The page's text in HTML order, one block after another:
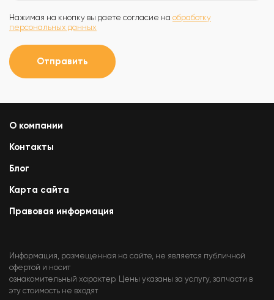
Нажимая на кнопку вы даете согласие на обработку
персональных данных
Отправить
О компании
Контакты
Блог
Карта сайта
Правовая информация
Информация, размещенная на сайте, не является публичной
офертой и носит
ознакомительный характер. Цены указаны за услугу, запчасти в
эту стоимость не входят